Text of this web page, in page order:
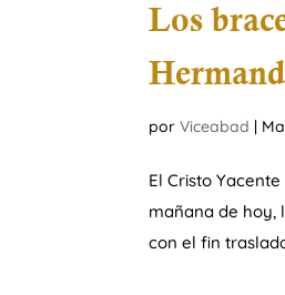
Los
porViceabad |
El Cristo
mañana de hoy,
con el fin